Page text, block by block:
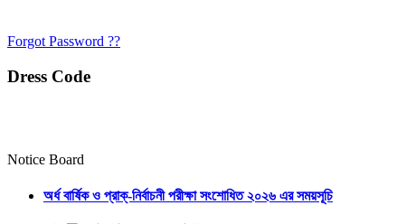
Forgot Password ??
Dress Code
Notice Board
অর্ধ বার্ষিক ও প্রাক্-নির্বাচনী পরীক্ষা সংশোধিত ২০২৬ এর সময়সূচি